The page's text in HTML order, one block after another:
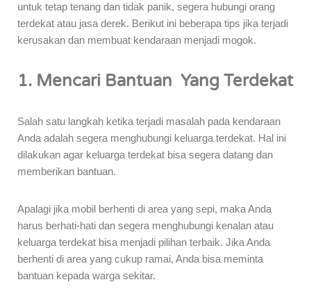
untuk tetap tenang dan tidak panik, segera hubungi orang
terdekat atau jasa derek. Berikut ini beberapa tips jika terjadi
kerusakan dan membuat kendaraan menjadi mogok.
1. Mencari Bantuan Yang Terdekat
Salah satu langkah ketika terjadi masalah pada kendaraan
Anda adalah segera menghubungi keluarga terdekat. Hal ini
dilakukan agar keluarga terdekat bisa segera datang dan
memberikan bantuan.
Apalagi jika mobil berhenti di area yang sepi, maka Anda
harus berhati-hati dan segera menghubungi kenalan atau
keluarga terdekat bisa menjadi pilihan terbaik. Jika Anda
berhenti di area yang cukup ramai, Anda bisa meminta
bantuan kepada warga sekitar.